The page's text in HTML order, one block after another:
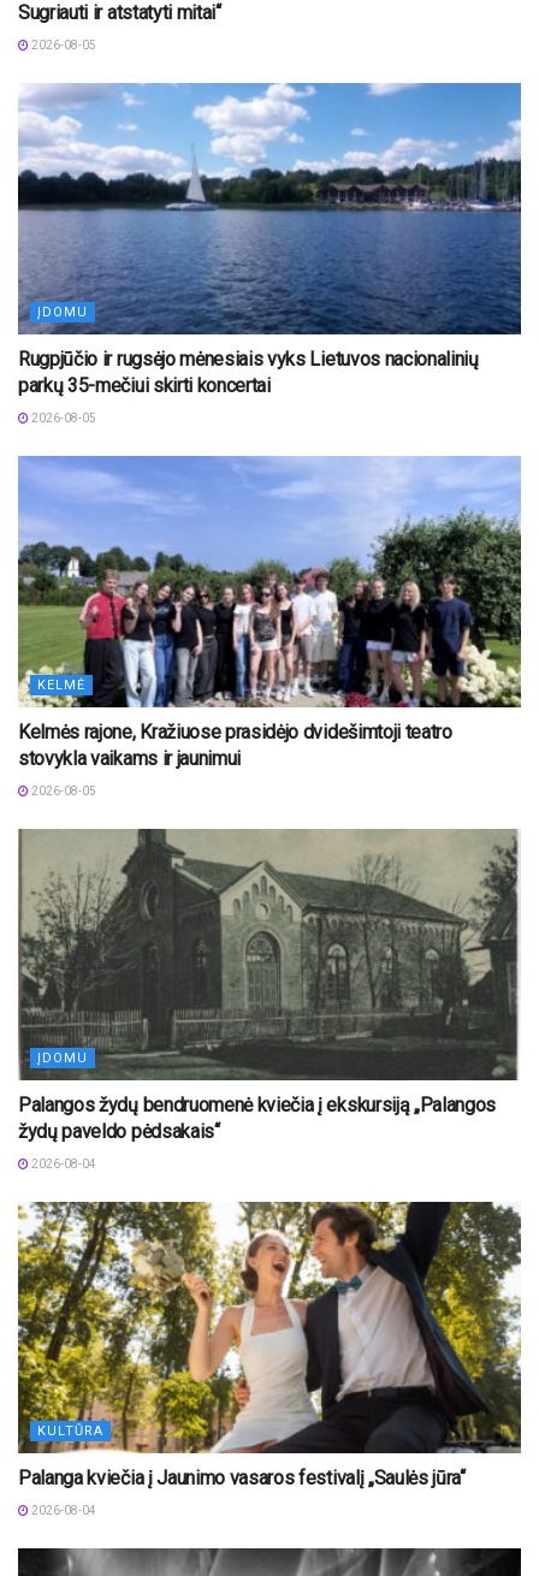
Sugriauti ir atstatyti mitai“
2026-08-05
ĮDOMU
Rugpjūčio ir rugsėjo mėnesiais vyks Lietuvos nacionalinių
parkų 35-mečiui skirti koncertai
2026-08-05
KELMĖ
Kelmės rajone, Kražiuose prasidėjo dvidešimtoji teatro
stovykla vaikams ir jaunimui
2026-08-05
ĮDOMU
Palangos žydų bendruomenė kviečia į ekskursiją „Palangos
žydų paveldo pėdsakais“
2026-08-04
KULTŪRA
Palanga kviečia į Jaunimo vasaros festivalį „Saulės jūra“
2026-08-04